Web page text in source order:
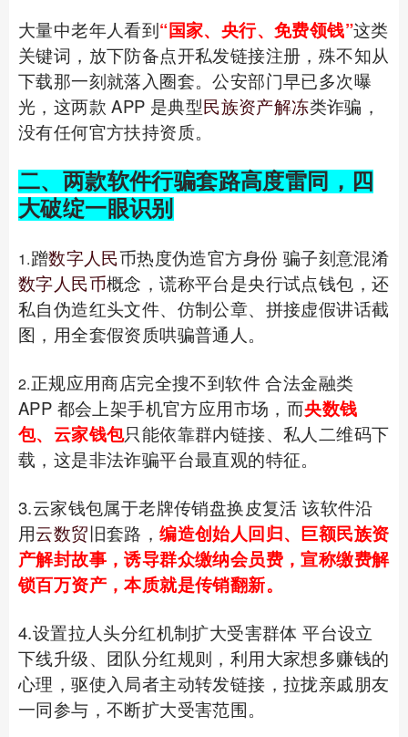
大量中老年人看到“国家、央行、免费领钱”这类
关键词，放下防备点开私发链接注册，殊不知从
下载那一刻就落入圈套。公安部门早已多次曝
光，这两款 APP 是典型民族资产解冻类诈骗，
没有任何官方扶持资质。
二、两款软件行骗套路高度雷同，四
大破绽一眼识别
1.蹭数字人民币热度伪造官方身份 骗子刻意混淆
数字人民币概念，谎称平台是央行试点钱包，还
私自伪造红头文件、仿制公章、拼接虚假讲话截
图，用全套假资质哄骗普通人。
2.正规应用商店完全搜不到软件 合法金融类
APP 都会上架手机官方应用市场，而央数钱
包、云家钱包只能依靠群内链接、私人二维码下
载，这是非法诈骗平台最直观的特征。
3.云家钱包属于老牌传销盘换皮复活 该软件沿
用云数贸旧套路，编造创始人回归、巨额民族资
产解封故事，诱导群众缴纳会员费，宣称缴费解
锁百万资产，本质就是传销翻新。
4.设置拉人头分红机制扩大受害群体 平台设立
下线升级、团队分红规则，利用大家想多赚钱的
心理，驱使入局者主动转发链接，拉拢亲戚朋友
一同参与，不断扩大受害范围。